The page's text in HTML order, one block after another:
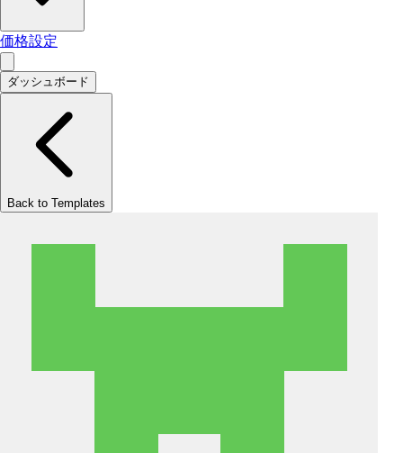
価格設定
ダッシュボード
Back to Templates